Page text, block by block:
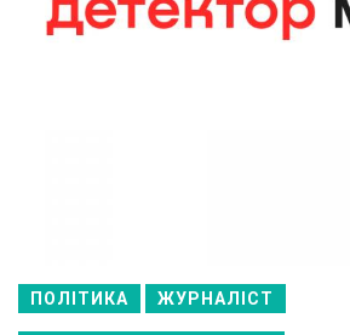
ПОЛІТИКА ЖУРНАЛІСТ